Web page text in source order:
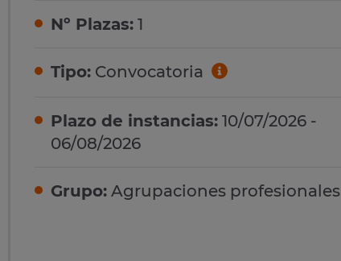
Nº Plazas: 1
Tipo: Convocatoria
Plazo de instancias: 10/07/2026 -
06/08/2026
Grupo: Agrupaciones profesionales